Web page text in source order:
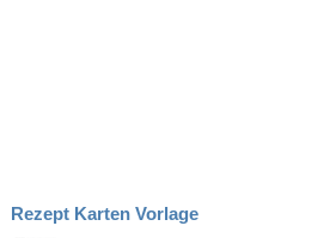
Rezept Karten Vorlage